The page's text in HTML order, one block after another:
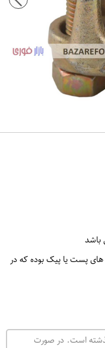
باشد
های پست یا پیک بوده که در
گذشته است. در صورت